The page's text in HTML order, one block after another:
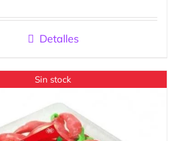
con5.00de
Detalles
Sin stock